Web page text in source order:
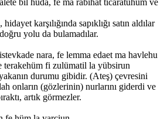
bil hüda, fe ma rabihat ticaratühüm ve
karşılığında sapıklığı satın aldılar
yolu da bulamadılar.
nara, fe lemma edaet ma havlehu
terakehüm fi zulümatil la yübsirun
durumu gibidir. (Ateş) çevresini
onların (gözlerinin) nurlarını giderdi ve
artık görmezler.